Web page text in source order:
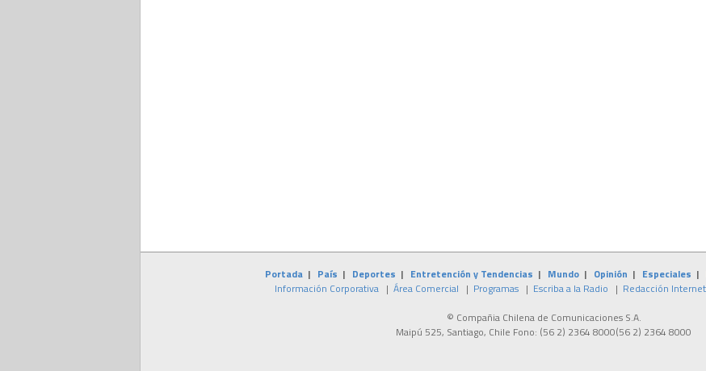
Portada| País | Deportes | Entretención y Tendencias | Mundo| Opinión | Especiales |
Información Corporativa | Área Comercial | Programas | Escriba a la Radio | Redacción Internet
© Compañia Chilena de Comunicaciones S.A.
Maipú 525, Santiago, Chile Fono: (56 2) 2364 8000(56 2) 2364 8000